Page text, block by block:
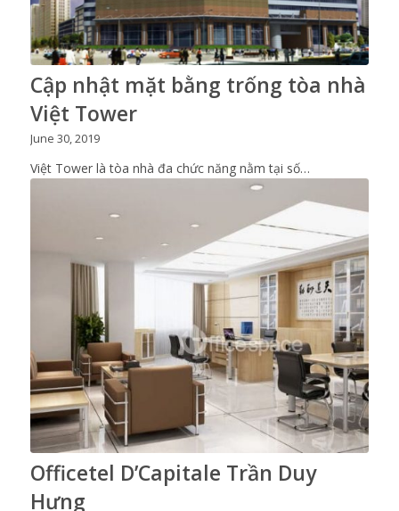
Cập nhật mặt bằng trống tòa nhà
Việt Tower
June 30, 2019
Việt Tower là tòa nhà đa chức năng nằm tại số…
Officetel D’Capitale Trần Duy
Hưng